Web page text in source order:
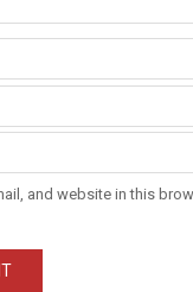
and website in this